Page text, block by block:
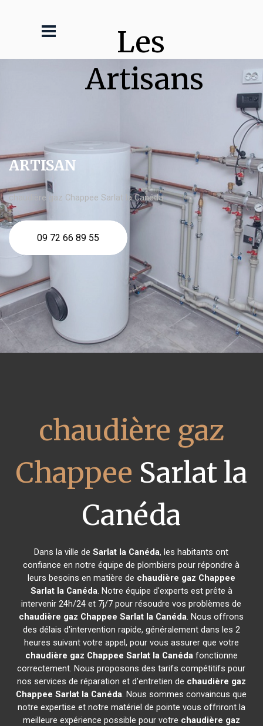
Les
Artisans
ARTISAN
chaudière gaz Chappee Sarlat la Canéda
09 72 66 89 55
chaudière gaz
Chappee Sarlat la
Canéda
Dans la ville deSarlat la Canéda, les habitants ont
confiance en notre équipe de plombiers pour répondre à
leurs besoins en matière de chaudière gaz Chappee
Sarlat la Canéda. Notre équipe d'experts est prête à
intervenir 24h/24 et 7j/7 pour résoudre vos problèmes de
chaudière gaz Chappee Sarlat la Canéda. Nous offrons
des délais d'intervention rapide, généralement dans les 2
heures suivant votre appel, pour vous assurer que votre
chaudière gaz Chappee Sarlat la Canédafonctionne
correctement. Nous proposons des tarifs compétitifs pour
nos services de réparation et d'entretien de chaudière gaz
Chappee Sarlat la Canéda. Nous sommes convaincus que
notre expertise et notre matériel de pointe vous offriront la
meilleure expérience possible pour votre chaudière gaz